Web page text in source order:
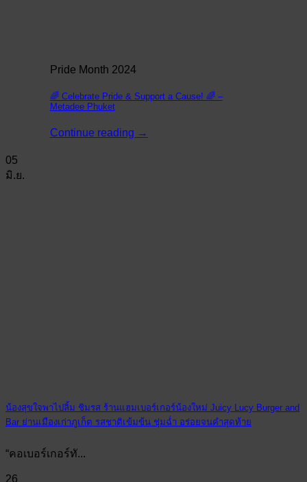
Pride Month 2024
🌈 Celebrate Pride & Support a Cause! 🌈 –
Metadee Phuket
Continue reading →
05
มิ.ย.
น้องสุขใจพาไปลิ้ม ชิมรส ร้านแฮมเบอร์เกอร์น้องใหม่ Juicy Lucy Burger and
Bar ย่านเมืองเก่าภูเก็ต รสชาติเข้มข้น ชุ่มฉ่ำ อร่อยจนคำสุดท้าย
“คอเบอร์เกอร์ทั...
26